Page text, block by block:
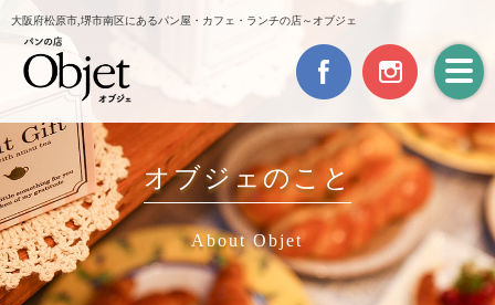
大阪府松原市,堺市南区にあるパン屋・カフェ・ランチの店～オブジェ
オブジェのこと
About Objet